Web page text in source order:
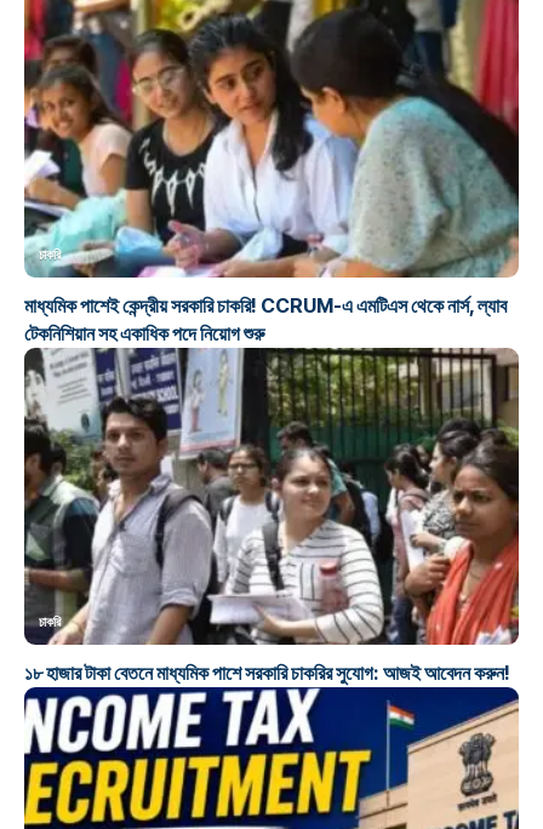
চাকরি
মাধ্যমিক পাশেই কেন্দ্রীয় সরকারি চাকরি! CCRUM-এ এমটিএস থেকে নার্স, ল্যাব
টেকনিশিয়ান সহ একাধিক পদে নিয়োগ শুরু
চাকরি
১৮ হাজার টাকা বেতনে মাধ্যমিক পাশে সরকারি চাকরির সুযোগ: আজই আবেদন করুন!